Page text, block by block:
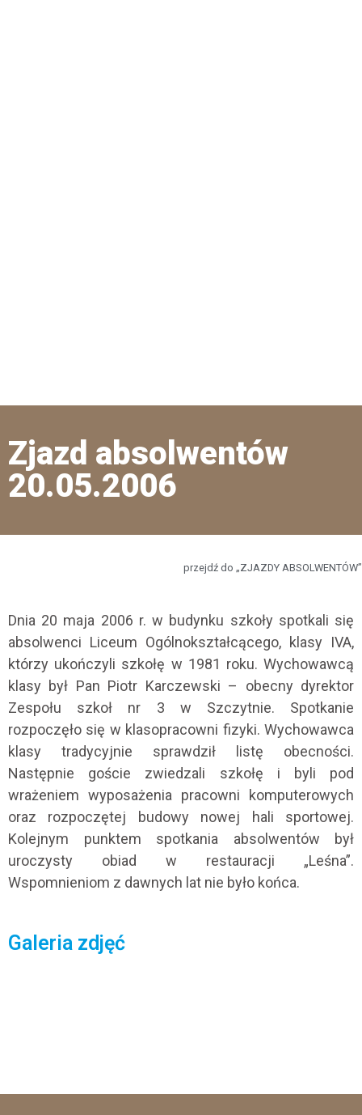
Zjazd absolwentów
20.05.2006
przejdź do „ZJAZDY ABSOLWENTÓW”
Dnia 20 maja 2006 r. w budynku szkoły spotkali się
absolwenci Liceum Ogólnokształcącego, klasy IVA,
którzy ukończyli szkołę w 1981 roku. Wychowawcą
klasy był Pan Piotr Karczewski – obecny dyrektor
Zespołu szkoł nr 3 w Szczytnie. Spotkanie
rozpoczęło się w klasopracowni fizyki. Wychowawca
klasy tradycyjnie sprawdził listę obecności.
Następnie goście zwiedzali szkołę i byli pod
wrażeniem wyposażenia pracowni komputerowych
oraz rozpoczętej budowy nowej hali sportowej.
Kolejnym punktem spotkania absolwentów był
uroczysty obiad w restauracji „Leśna”.
Wspomnieniom z dawnych lat nie było końca.
Galeria zdjęć